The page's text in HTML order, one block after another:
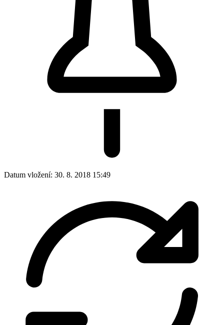
Datum vložení: 30. 8. 2018 15:49